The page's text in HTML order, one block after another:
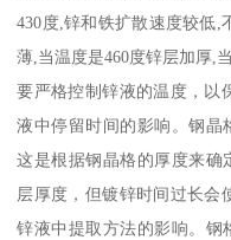
430度,锌和铁扩散速度较低,
薄,当温度是460度锌层加厚,
要严格控制锌液的温度，以
液中停留时间的影响。钢晶
这是根据钢晶格的厚度来确
层厚度，但镀锌时间过长会
锌液中提取方法的影响。钢